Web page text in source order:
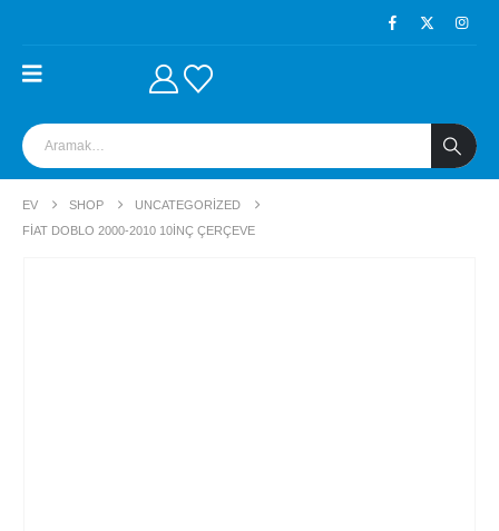
EV SHOP
UNCATEGORIZED
FIAT DOBLO 2000-2010 10INÇ ÇERÇEVE